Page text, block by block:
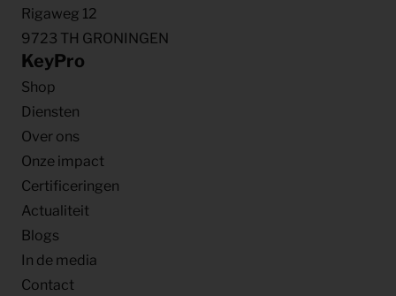
Rigaweg 12
9723 TH GRONINGEN
KeyPro
Shop
Diensten
Over ons
Onze impact
Certificeringen
Actualiteit
Blogs
In de media
Contact